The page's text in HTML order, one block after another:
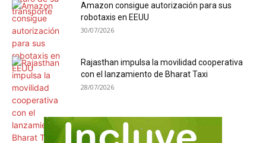
Amazon consigue autorización para sus
robotaxis en EEUU
30/07/2026
Rajasthan impulsa la movilidad cooperativa
con el lanzamiento de Bharat Taxi
28/07/2026